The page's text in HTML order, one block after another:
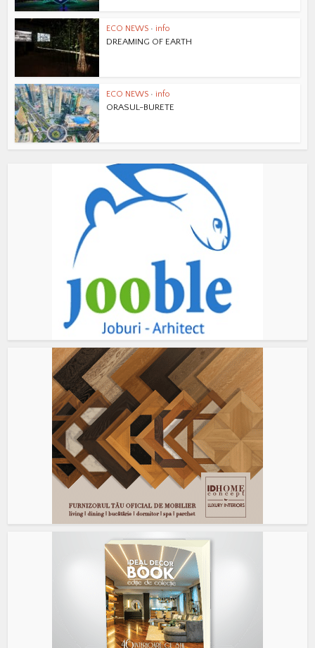
ECO NEWS • info
DREAMING OF EARTH
ECO NEWS • info
ORASUL-BURETE